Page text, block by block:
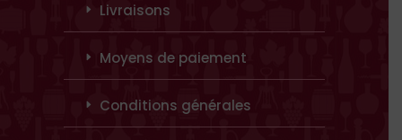
Livraisons
Moyens de paiement
Conditions générales